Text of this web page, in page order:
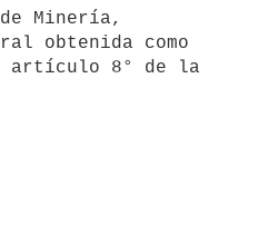
Minería,
obtenida como
artículo 8° de la